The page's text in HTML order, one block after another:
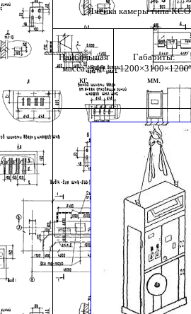
Ячейка камеры типа
Наибольшая
масса: 340
кг.
Габариты:
1200×3100×1200
мм.